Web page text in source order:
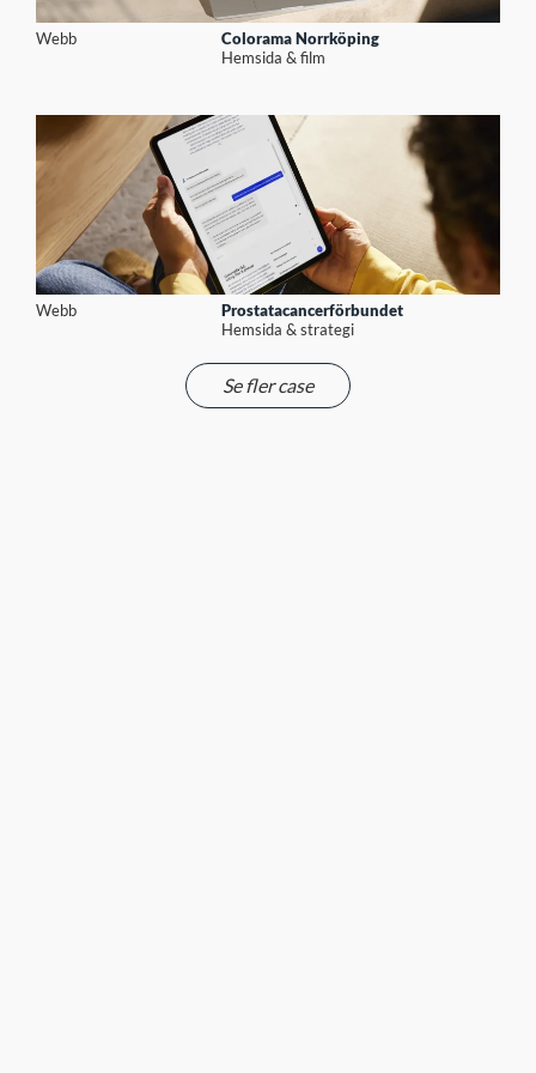
Webb
Colorama Norrköping
Hemsida & film
Webb
Prostatacancerförbundet
Hemsida & strategi
Se fler case